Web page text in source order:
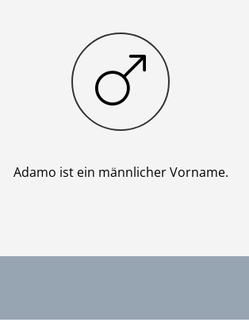
Junge
Adamo ist ein männlicher Vorname.